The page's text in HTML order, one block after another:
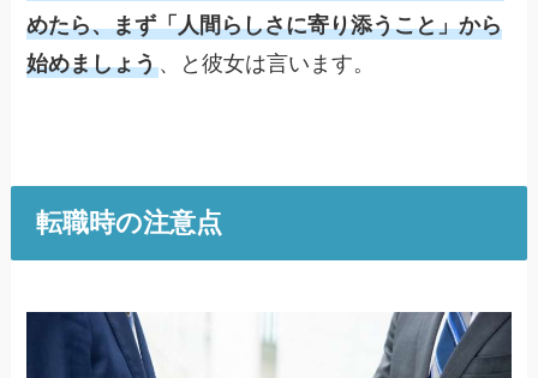
めたら、まず「人間らしさに寄り添うこと」から
始めましょう、と彼女は言います。
転職時の注意点